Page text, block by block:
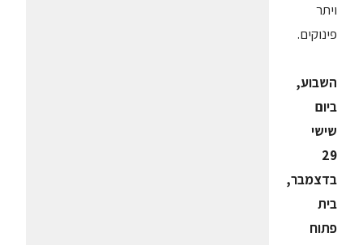
ויתר
פינוקים.
השבוע,
ביום
שישי
29
בדצמבר,
בית
פתוח